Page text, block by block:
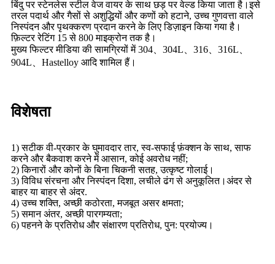
बिंदु पर स्टेनलेस स्टील वेज वायर के साथ छड़ पर वेल्ड किया जाता है।इसे
तरल पदार्थ और गैसों से अशुद्धियों और कणों को हटाने, उच्च गुणवत्ता वाले
निस्पंदन और पृथक्करण प्रदान करने के लिए डिज़ाइन किया गया है।
फ़िल्टर रेटिंग 15 से 800 माइक्रोन तक है।
मुख्य फिल्टर मीडिया की सामग्रियों में 304、304L、316、316L、
904L、Hastelloy आदि शामिल हैं।
विशेषता
1) सटीक वी-प्रकार के घुमावदार तार, स्व-सफाई फ़ंक्शन के साथ, साफ
करने और बैकवाश करने में आसान, कोई अवरोध नहीं;
2) किनारों और कोनों के बिना चिकनी सतह, उत्कृष्ट गोलाई।
3) विविध संरचना और निस्पंदन दिशा, लचीले ढंग से अनुकूलित।अंदर से
बाहर या बाहर से अंदर.
4) उच्च शक्ति, अच्छी कठोरता, मजबूत असर क्षमता;
5) समान अंतर, अच्छी पारगम्यता;
6) पहनने के प्रतिरोध और संक्षारण प्रतिरोध, पुन: प्रयोज्य।